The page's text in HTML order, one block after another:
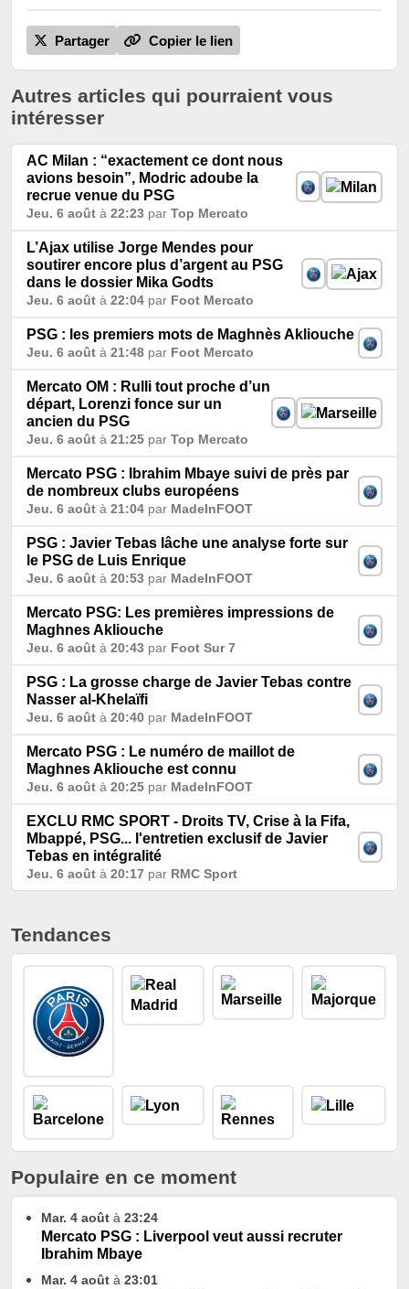
Partager Copier le lien
Autres articles qui pourraient vous
intéresser
AC Milan : “exactement ce dont nous
avions besoin”, Modric adoube la
recrue venue du PSG
Jeu. 6 août à 22:23 par Top Mercato
L’Ajax utilise Jorge Mendes pour
soutirer encore plus d’argent au PSG
dans le dossier Mika Godts
Jeu. 6 août à 22:04 par Foot Mercato
PSG : les premiers mots de Maghnès Akliouche
Jeu. 6 août à 21:48 par Foot Mercato
Mercato OM : Rulli tout proche d’un
départ, Lorenzi fonce sur un
ancien du PSG
Jeu. 6 août à 21:25 par Top Mercato
Mercato PSG : Ibrahim Mbaye suivi de près par
de nombreux clubs européens
Jeu. 6 août à 21:04 par MadeInFOOT
PSG : Javier Tebas lâche une analyse forte sur
le PSG de Luis Enrique
Jeu. 6 août à 20:53 par MadeInFOOT
Mercato PSG: Les premières impressions de
Maghnes Akliouche
Jeu. 6 août à 20:43 par Foot Sur 7
PSG : La grosse charge de Javier Tebas contre
Nasser al-Khelaïfi
Jeu. 6 août à 20:40 par MadeInFOOT
Mercato PSG : Le numéro de maillot de
Maghnes Akliouche est connu
Jeu. 6 août à 20:25 par MadeInFOOT
EXCLU RMC SPORT - Droits TV, Crise à la Fifa,
Mbappé, PSG... l'entretien exclusif de Javier
Tebas en intégralité
Jeu. 6 août à 20:17 par RMC Sport
Tendances
Populaire en ce moment
Mar. 4 août à 23:24
Mercato PSG : Liverpool veut aussi recruter
Ibrahim Mbaye
Mar. 4 août à 23:01